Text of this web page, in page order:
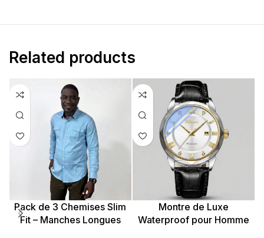
Related products
Pack de 3 Chemises Slim
Fit – Manches Longues
Montre de Luxe
Waterproof pour Homme